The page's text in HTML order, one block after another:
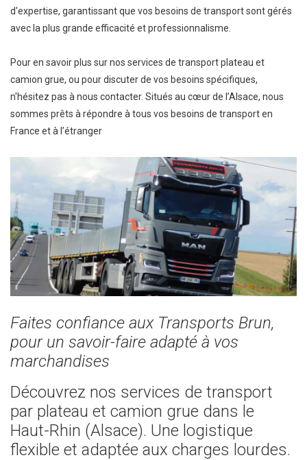
d'expertise, garantissant que vos besoins de transport sont gérés
avec la plus grande efficacité et professionnalisme.
Pour en savoir plus sur nos services de transport plateau et
camion grue, ou pour discuter de vos besoins spécifiques,
n'hésitez pas à nous contacter. Situés au cœur de l’Alsace, nous
sommes prêts à répondre à tous vos besoins de transport en
France et à l’étranger
Faites confiance aux Transports Brun,
pour un savoir-faire adapté à vos
marchandises
Découvrez nos services de transport
par plateau et camion grue dans le
Haut-Rhin (Alsace). Une logistique
flexible et adaptée aux charges lourdes.